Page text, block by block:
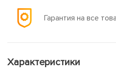
Гарантия на все
Характеристики